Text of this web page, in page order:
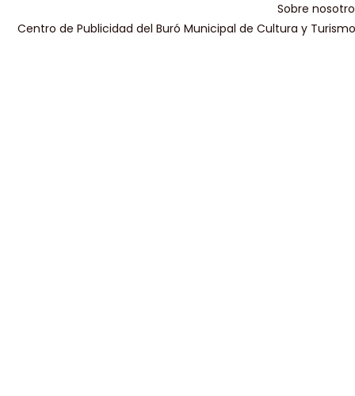
Sobre
Centro de Publicidad del Buró Municipal de Cultura y